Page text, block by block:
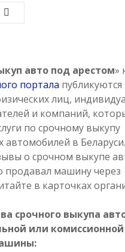
авто под арестом»
портала публикуются
лиц,
и компаний,
по срочному выкупу
автомобилей в Беларуси.
о срочном выкупе
продавал машину через
в карточках
срочного выкупа
или комиссионной